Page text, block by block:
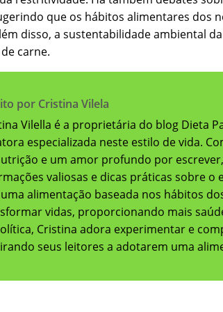
que os hábitos alimentares dos
disso, a sustentabilidade ambiental
carne.
por Cristina Vilela
Vilella é a proprietária do blog Dieta
especializada neste estilo de vida.
e um amor profundo por
valiosas e dicas práticas sobre o
alimentação baseada nos hábitos
vidas, proporcionando mais
Cristina adora experimentar e
seus leitores a adotarem uma